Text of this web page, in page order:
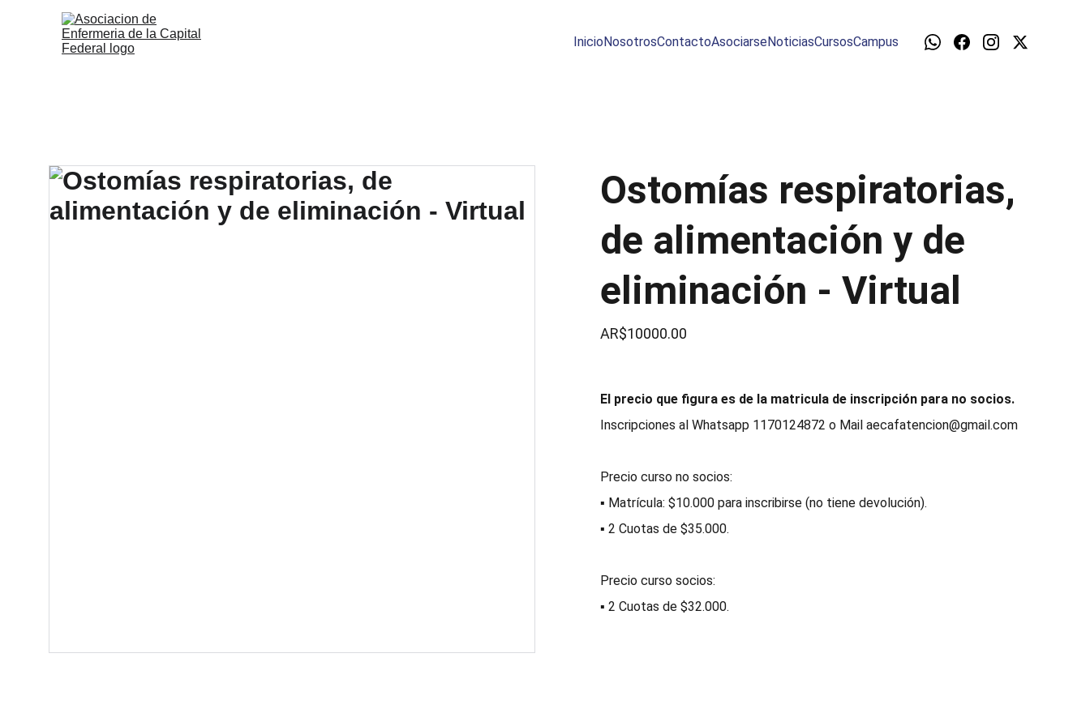
InicioNosotrosContactoAsociarseNoticiasCursosCampus
Ostomías respiratorias,
de alimentación y de
eliminación - Virtual
AR$10000.00
El precio que figura es de la matricula de inscripción para no socios.
Inscripciones al Whatsapp 1170124872 o Mail aecafatencion@gmail.com
Precio curso no socios:
▪ Matrícula: $10.000 para inscribirse (no tiene devolución).
▪ 2 Cuotas de $35.000.
Precio curso socios:
▪ 2 Cuotas de $32.000.